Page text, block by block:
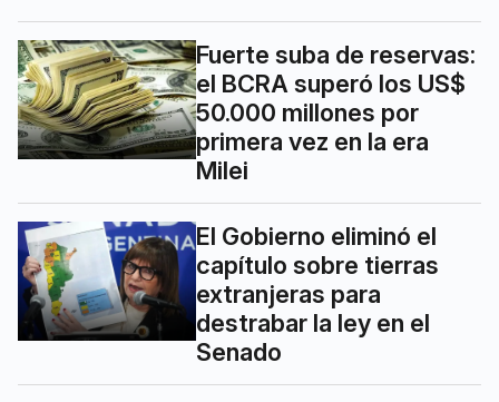
Fuerte suba de reservas:
el BCRA superó los US$
50.000 millones por
primera vez en la era
Milei
El Gobierno eliminó el
capítulo sobre tierras
extranjeras para
destrabar la ley en el
Senado